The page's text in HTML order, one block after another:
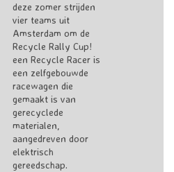
deze zomer strijden
vier teams uit
Amsterdam om de
Recycle Rally Cup!
een Recycle Racer is
een zelfgebouwde
racewagen die
gemaakt is van
gerecyclede
materialen,
aangedreven door
elektrisch
gereedschap.